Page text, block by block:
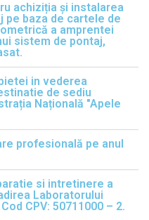
achiziția și instalarea
pe baza de cartele de
a amprentei
sistem de pontaj,
in vederea
de sediu
Națională "Apele
profesională pe anul
si intretinere a
Laboratorului
CPV: 50711000 – 2.